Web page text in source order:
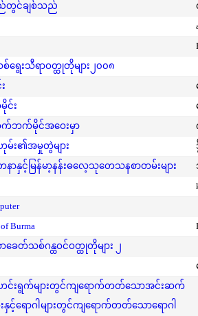
ည်တွင်ချစ်သည်
ေးသီရာဝတ္ထုတိုများ၂၀၀၈
င်း
ဘက်မိုင်အဝေးမှာ
မ်း၏အမှုတွဲများ
နာနှင့်မြန်မာ့နန်းဓလေ့သုတေသနစာတမ်းများ
Burma
ေတ်သစ်ဂန္ထဝင်ဝတ္ထုတိုများ ၂
င်းရွက်များတွင်ကျရောက်တတ်သောအင်းဆက်
းနှင့်ရောဂါများတွင်ကျရောက်တတ်သောရောဂါ